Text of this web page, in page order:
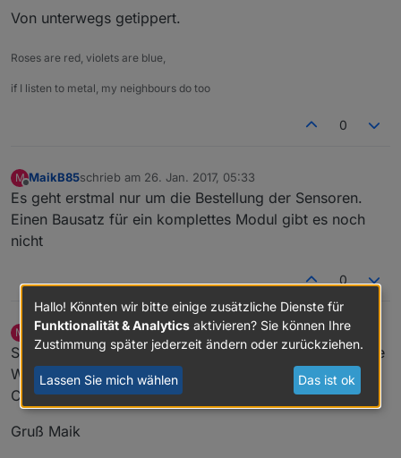
Von unterwegs getippert.
Roses are red, violets are blue,
if I listen to metal, my neighbours do too
0
M
Offline
MaikB85schrieb am 26. Jan. 2017, 05:33
zuletzt editiert von
Es geht erstmal nur um die Bestellung der Sensoren.
Einen Bausatz für ein komplettes Modul gibt es noch
nicht
0
M
Offline
MaikB85schrieb am30. Jan. 2017, 11:02
zuletzt editiert von
So kleines Update. Sensoren sind bestellt. Sollten diese
Woche kommen. Je nachdem wie pünktlich RS
Components ist. Melde mich dann wenn die da sind.
Gruß Maik
Hallo! Könnten wir bitte einige zusätzliche Dienste für
Funktionalität & Analytics aktivieren? Sie können Ihre
Zustimmung später jederzeit ändern oder zurückziehen.
Lassen Sie mich wählen Das ist ok